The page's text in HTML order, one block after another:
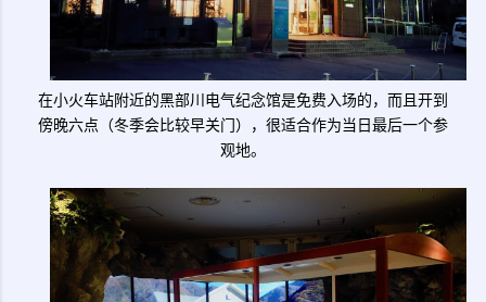
在小火车站附近的黑部川电气纪念馆是免费入场的，而且开到
傍晚六点（冬季会比较早关门），很适合作为当日最后一个参
观地。